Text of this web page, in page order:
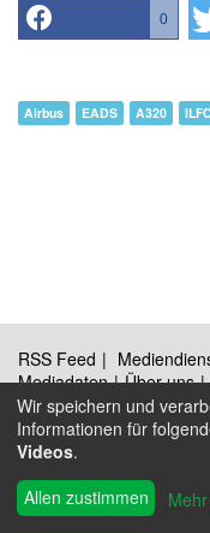
0
Airbus EADS A320 ILFC
RSS Feed
Mediadaten
Über uns
Kontakt
© 2009 - 2026 Austrian
Wir speichern und
Informationen für
Videos.
Allen zustimmen